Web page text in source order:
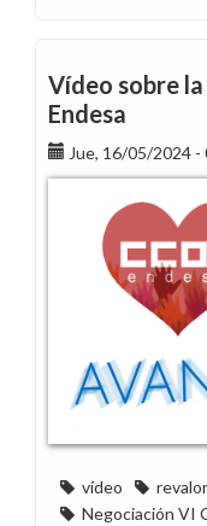
en
hasta
octubre
Vídeo sobre
Endesa
Jue, 16/05/2024 -
vídeo
Negociación VI